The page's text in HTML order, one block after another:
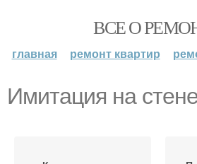
ВСЕ О
главная ремонт квартир
Имитация на